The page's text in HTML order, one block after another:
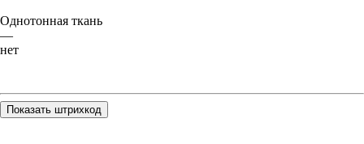
Однотонная ткань
—
нет
Показать штрихкод